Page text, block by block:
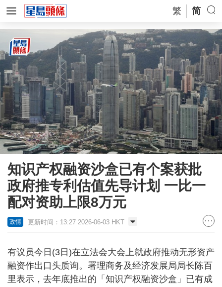
繁 简
知识产权融资沙盒已有个案获批
政府推专利估值先导计划 一比一
配对资助上限8万元
政情 更新时间：13:27 2026-06-03 HKT
有议员今日(3日)在立法会大会上就政府推动无形资产
融资作出口头质询。署理商务及经济发展局局长陈百
里表示，去年底推出的「知识产权融资沙盒」已有成